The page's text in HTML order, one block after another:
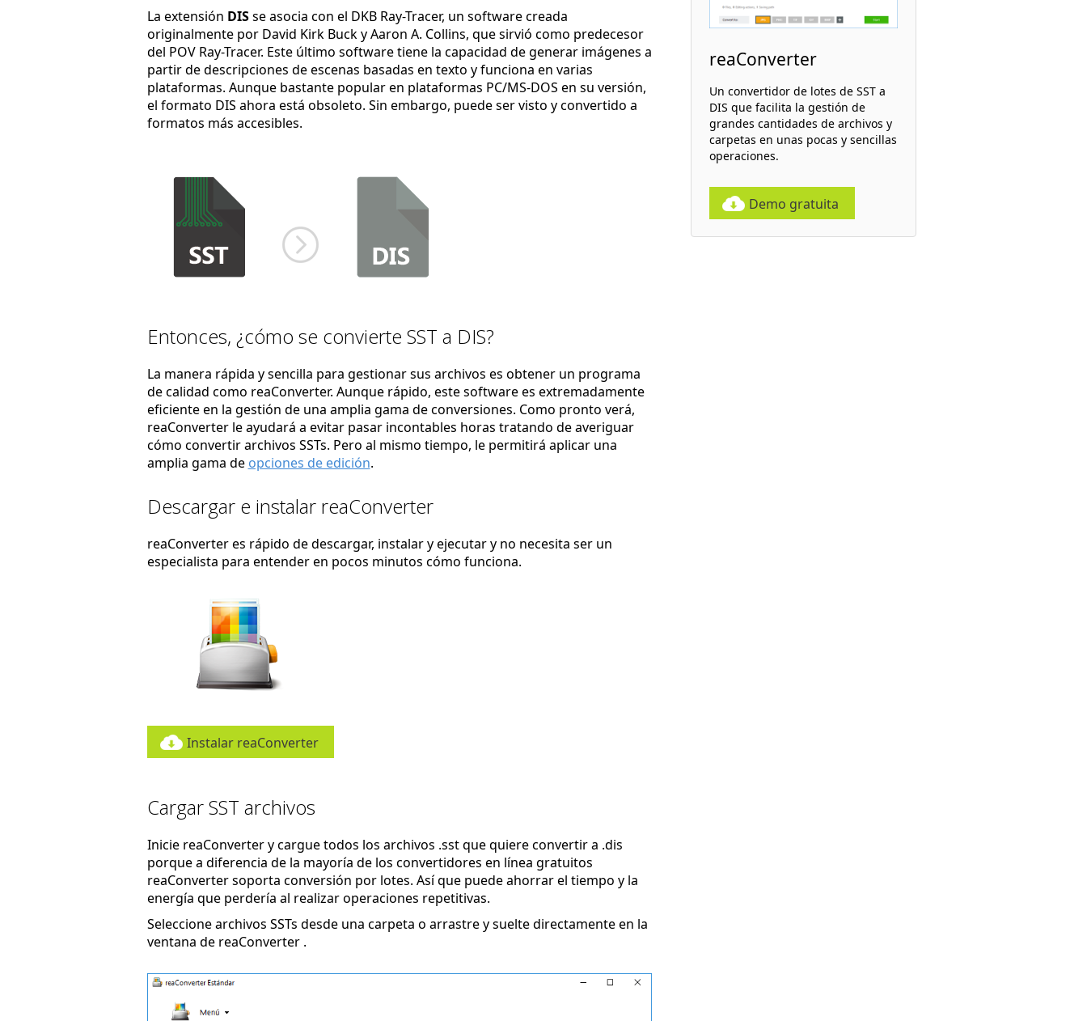
La extensión DISse asocia con el DKB Ray-Tracer, un software creada
originalmente por David Kirk Buck y Aaron A. Collins, que sirvió como predecesor
del POV Ray-Tracer. Este último software tiene la capacidad de generar imágenes a
partir de descripciones de escenas basadas en texto y funciona en varias
plataformas. Aunque bastante popular en plataformas PC/MS-DOS en su versión,
el formato DIS ahora está obsoleto. Sin embargo, puede ser visto y convertido a
formatos más accesibles.
Entonces, ¿cómo se convierte SST a DIS?
La manera rápida y sencilla para gestionar sus archivos es obtener un programa
de calidad como reaConverter. Aunque rápido, este software es extremadamente
eficiente en la gestión de una amplia gama de conversiones. Como pronto verá,
reaConverter le ayudará a evitar pasar incontables horas tratando de averiguar
cómo convertir archivos SSTs. Pero al mismo tiempo, le permitirá aplicar una
amplia gama de opciones de edición.
Descargar e instalar reaConverter
reaConverter es rápido de descargar, instalar y ejecutar y no necesita ser un
especialista para entender en pocos minutos cómo funciona.
Instalar reaConverter
Cargar SST archivos
Inicie reaConverter y cargue todos los archivos .sst que quiere convertir a .dis
porque a diferencia de la mayoría de los convertidores en línea gratuitos
reaConverter soporta conversión por lotes. Así que puede ahorrar el tiempo y la
energía que perdería al realizar operaciones repetitivas.
Seleccione archivos SSTs desde una carpeta o arrastre y suelte directamente en la
ventana de reaConverter .
reaConverter
Un convertidor de lotes de SST a
DIS que facilita la gestión de
grandes cantidades de archivos y
carpetas en unas pocas y sencillas
operaciones.
Demo gratuita